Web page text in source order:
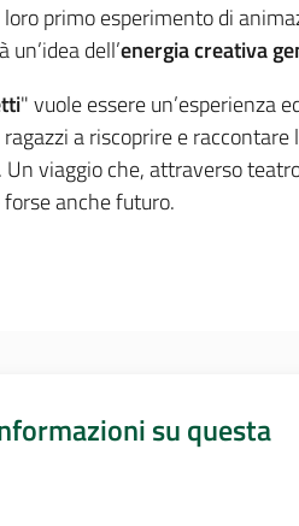
primo esperimento di
dell’energia creativa
" vuole essere un’esperienza
a riscoprire e
viaggio che, attraverso
anche futuro.
su questa